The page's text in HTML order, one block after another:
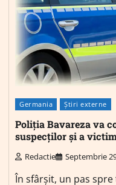
Germania Știri externe
Poliția Bavareza va
suspecților și a
Redactie Septembrie
În sfârșit, un pas